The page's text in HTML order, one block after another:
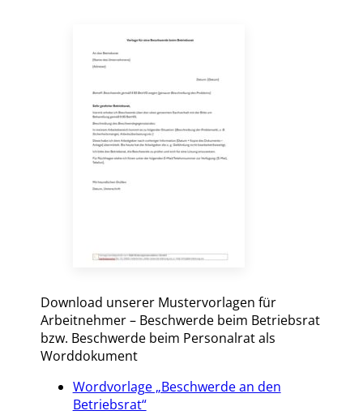
Download unserer Mustervorlagen für
Arbeitnehmer – Beschwerde beim Betriebsrat
bzw. Beschwerde beim Personalrat als
Worddokument
Wordvorlage „Beschwerde an den
Betriebsrat“